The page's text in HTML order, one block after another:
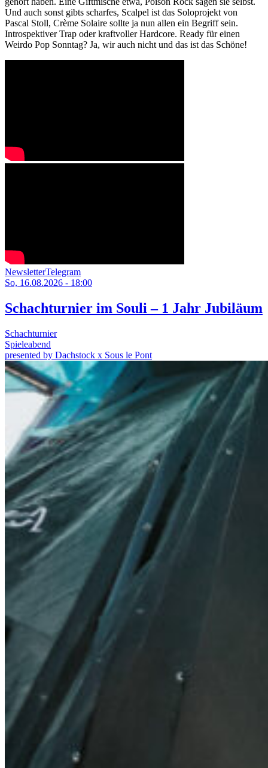
Und auch sonst gibts scharfes, Scalpel ist das Soloprojekt von
Pascal Stoll, Crème Solaire sollte ja nun allen ein Begriff sein.
Introspektiver Trap oder kraftvoller Hardcore. Ready für einen
Weirdo Pop Sonntag? Ja, wir auch nicht und das ist das Schöne!
NewsletterTelegram
So, 16.08.2026 - 18:00
Schachturnier im Souli – 1 Jahr Jubiläum
Schachturnier
Spieleabend
presented by Dachstock x Sous le Pont